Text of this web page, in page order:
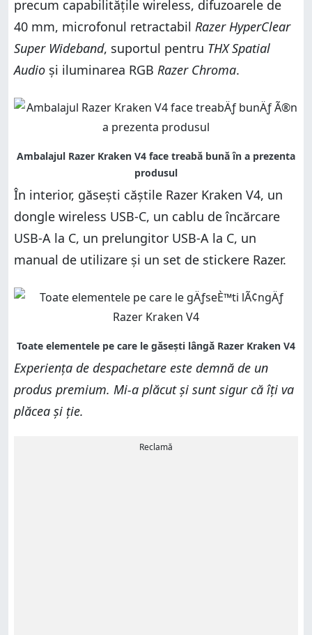
precum capabilitățile wireless, difuzoarele de
40 mm, microfonul retractabil Razer HyperClear
Super Wideband, suportul pentru THX Spatial
Audio și iluminarea RGB Razer Chroma.
În interior, găsești căștile Razer Kraken V4, un
dongle wireless USB-C, un cablu de încărcare
USB-A la C, un prelungitor USB-A la C, un
manual de utilizare și un set de stickere Razer.
Experiența de despachetare este demnă de un
produs premium. Mi-a plăcut și sunt sigur că îți va
plăcea și ție.
Reclamă